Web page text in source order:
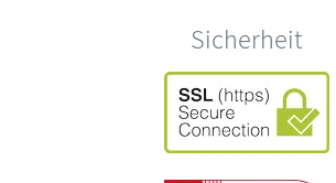
Sicherheit